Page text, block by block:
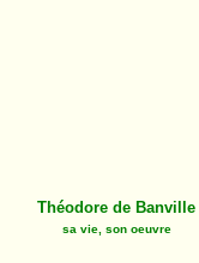
Théodore de Banville
sa vie, son oeuvre